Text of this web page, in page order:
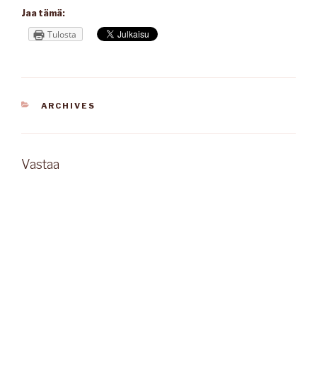
Jaa tämä:
Tulosta
KATEGORIAT
ARCHIVES
Vastaa